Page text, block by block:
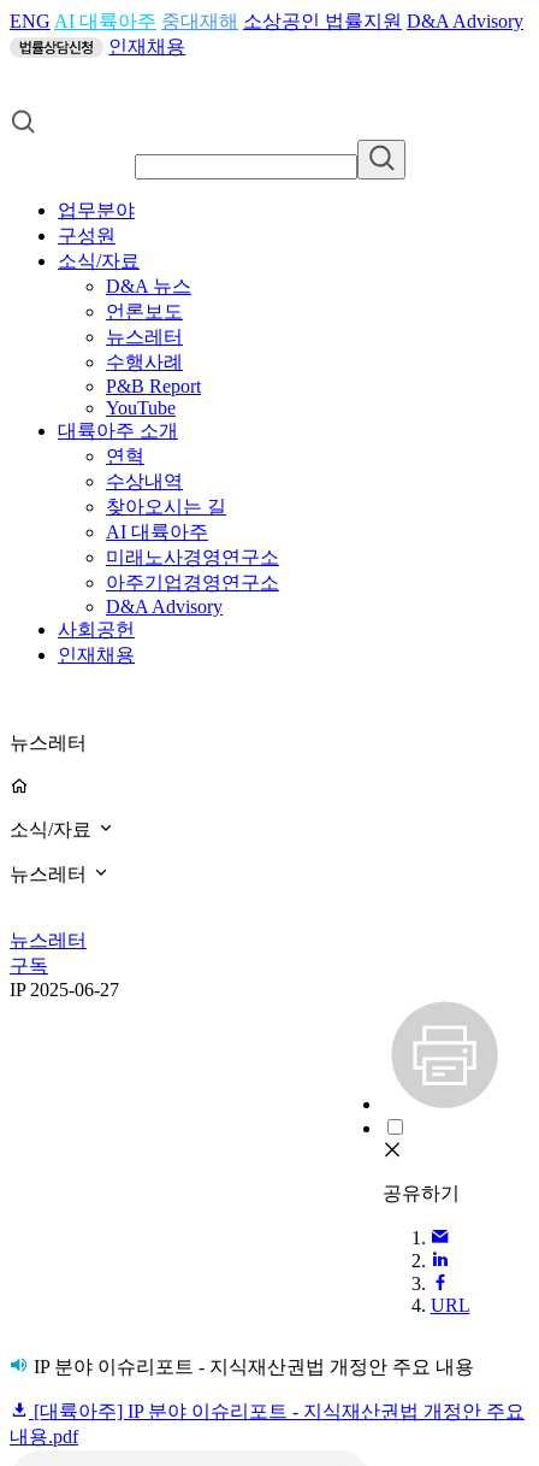
ENG AI 대륙아주 중대재해 소상공인 법률지원 D&A Advisory
인재채용
업무분야
구성원
소식/자료
D&A 뉴스
언론보도
뉴스레터
수행사례
P&B Report
YouTube
대륙아주 소개
연혁
수상내역
찾아오시는 길
AI 대륙아주
미래노사경영연구소
아주기업경영연구소
D&A Advisory
사회공헌
인재채용
뉴스레터
소식/자료
뉴스레터
뉴스레터
구독
IP 2025-06-27
공유하기
URL
IP 분야 이슈리포트 - 지식재산권법 개정안 주요 내용
[대륙아주] IP 분야 이슈리포트 - 지식재산권법 개정안 주요
내용.pdf